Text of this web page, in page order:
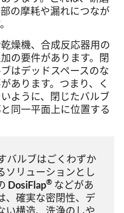
の摩耗や漏れにつなが
燥機、合成反応器用の
の要件があります。閉
はデッドスペースのな
あります。つまり、く
ように、閉じたバルブ
同一平面上に位置する
バルブはごくわずか
ソリューションとし
DosiFlap® などがあ
、確実な密閉性、デ
い構造、洗浄のしや